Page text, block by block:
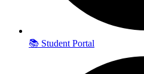
📚 Student Portal